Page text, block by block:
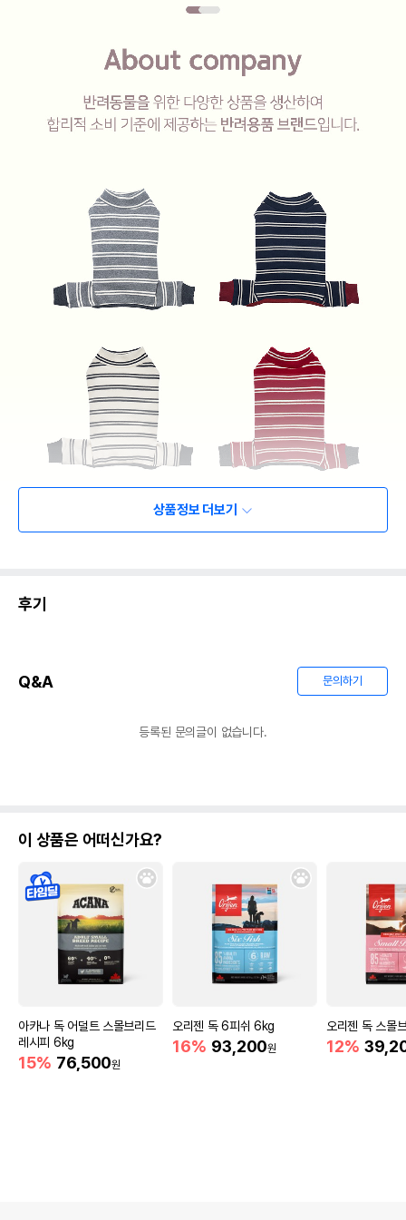
상품정보 더보기
후기
Q&A 문의하기
등록된 문의글이 없습니다.
이 상품은 어떠신가요?
아카나 독 어덜트 스몰브리드
레시피 6kg
15% 76,500원
오리젠 독 6피쉬 6kg
16% 93,200원
오리젠 독 스몰
12%